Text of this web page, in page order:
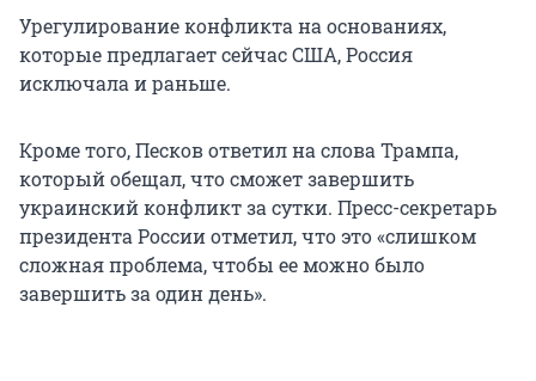
Урегулирование конфликта на основаниях,
которые предлагает сейчас США, Россия
исключала и раньше.
Кроме того, Песков ответил на слова Трампа,
который обещал, что сможет завершить
украинский конфликт за сутки. Пресс-секретарь
президента России отметил, что это «слишком
сложная проблема, чтобы ее можно было
завершить за один день».